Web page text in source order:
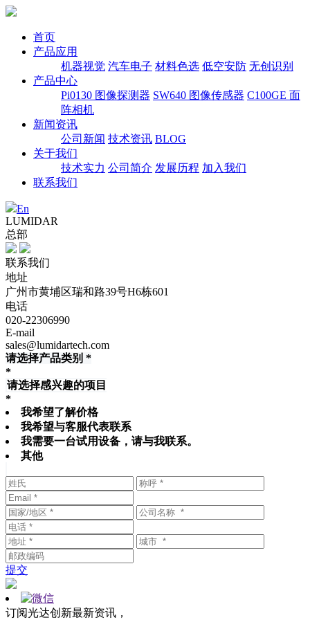
首页
产品应用
机器视觉 汽车电子 材料色选 低空安防 无创识别
产品中心
Pi0130 图像探测器 SW640 图像传感器 C100GE 面
阵相机
新闻资讯
公司新闻 技术资讯 BLOG
关于我们
技术实力 公司简介 发展历程 加入我们
联系我们
En
LUMIDAR
总部
联系我们
地址
广州市黄埔区瑞和路39号H6栋601
电话
020-22306990
E-mail
sales@lumidartech.com
请选择产品类别 *
*
请选择感兴趣的项目
*
我希望了解价格
我希望与客服代表联系
我需要一台试用设备，请与我联系。
其他
提交
订阅光达创新最新资讯，